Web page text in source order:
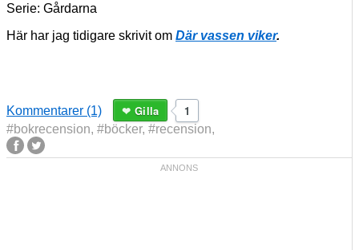
Serie: Gårdarna
Här har jag tidigare skrivit om Där vassen viker.
Kommentarer (1) 1
Gilla
#bokrecension, #böcker, #recension,